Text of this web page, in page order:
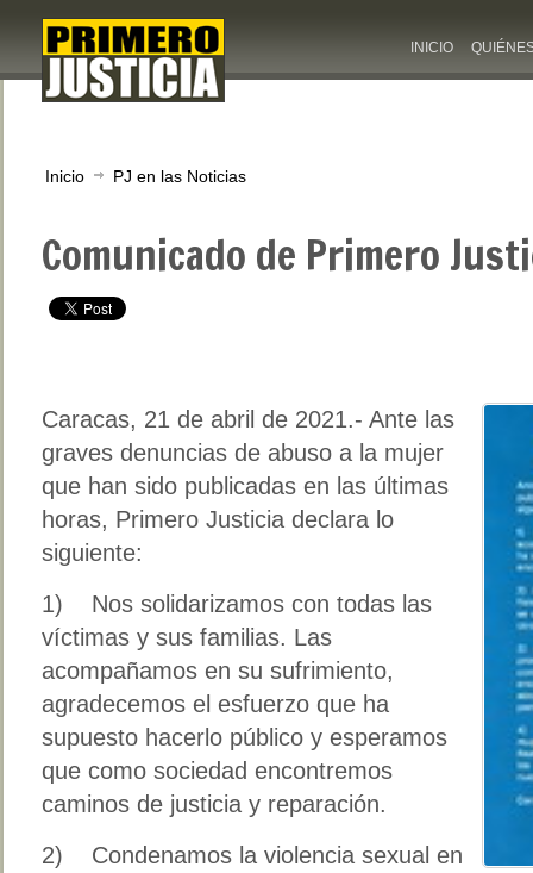
INICIO
Inicio PJ en las Noticias
Comunicado de Primero
Caracas, 21 de abril de 2021.- Ante las
graves denuncias de abuso a la mujer
que han sido publicadas en las últimas
horas, Primero Justicia declara lo
siguiente:
1) Nos solidarizamos con todas las
víctimas y sus familias. Las
acompañamos en su sufrimiento,
agradecemos el esfuerzo que ha
supuesto hacerlo público y esperamos
que como sociedad encontremos
caminos de justicia y reparación.
2) Condenamos la violencia sexual en